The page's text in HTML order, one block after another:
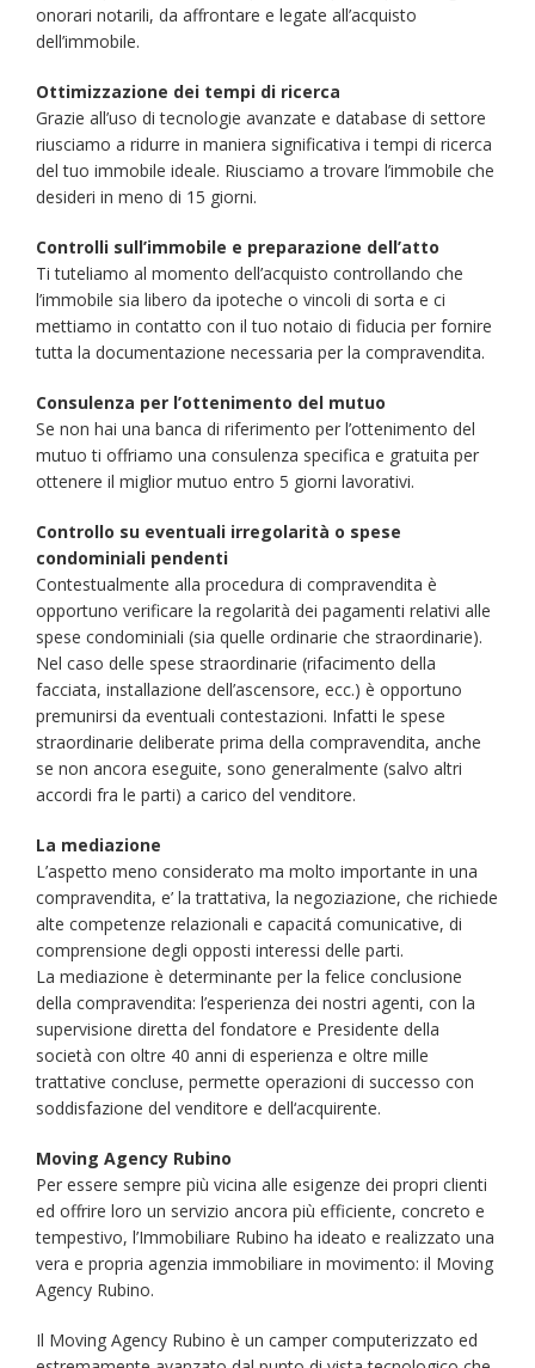
onorari notarili, da affrontare e legate all’acquisto
dell’immobile.
Ottimizzazione dei tempi di ricerca
Grazie all’uso di tecnologie avanzate e database di settore
riusciamo a ridurre in maniera significativa i tempi di ricerca
del tuo immobile ideale. Riusciamo a trovare l’immobile che
desideri in meno di 15 giorni.
Controlli sull’immobile e preparazione dell’atto
Ti tuteliamo al momento dell’acquisto controllando che
l’immobile sia libero da ipoteche o vincoli di sorta e ci
mettiamo in contatto con il tuo notaio di fiducia per fornire
tutta la documentazione necessaria per la compravendita.
Consulenza per l’ottenimento del mutuo
Se non hai una banca di riferimento per l’ottenimento del
mutuo ti offriamo una consulenza specifica e gratuita per
ottenere il miglior mutuo entro 5 giorni lavorativi.
Controllo su eventuali irregolarità o spese
condominiali pendenti
Contestualmente alla procedura di compravendita è
opportuno verificare la regolarità dei pagamenti relativi alle
spese condominiali (sia quelle ordinarie che straordinarie).
Nel caso delle spese straordinarie (rifacimento della
facciata, installazione dell’ascensore, ecc.) è opportuno
premunirsi da eventuali contestazioni. Infatti le spese
straordinarie deliberate prima della compravendita, anche
se non ancora eseguite, sono generalmente (salvo altri
accordi fra le parti) a carico del venditore.
La mediazione
L’aspetto meno considerato ma molto importante in una
compravendita, e’ la trattativa, la negoziazione, che richiede
alte competenze relazionali e capacitá comunicative, di
comprensione degli opposti interessi delle parti.
La mediazione è determinante per la felice conclusione
della compravendita: l’esperienza dei nostri agenti, con la
supervisione diretta del fondatore e Presidente della
società con oltre 40 anni di esperienza e oltre mille
trattative concluse, permette operazioni di successo con
soddisfazione del venditore e dell‘acquirente.
Moving Agency Rubino
Per essere sempre più vicina alle esigenze dei propri clienti
ed offrire loro un servizio ancora più efficiente, concreto e
tempestivo, l’Immobiliare Rubino ha ideato e realizzato una
vera e propria agenzia immobiliare in movimento: il Moving
Agency Rubino.
Il Moving Agency Rubino è un camper computerizzato ed